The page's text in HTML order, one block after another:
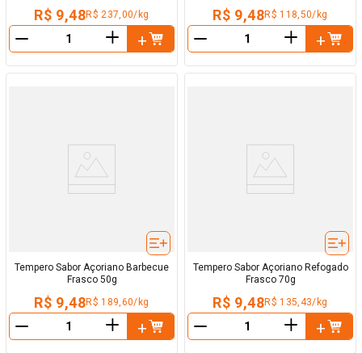
R$ 9,48R$ 237,00/kg
＋
R$ 9,48R$ 118,50/kg
＋
Tempero Sabor Açoriano Barbecue
Frasco 50g
R$ 9,48R$ 189,60/kg
＋
Tempero Sabor Açoriano Refogado
Frasco 70g
R$ 9,48R$ 135,43/kg
＋